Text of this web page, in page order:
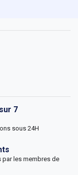
7
sous 24H
les membres de